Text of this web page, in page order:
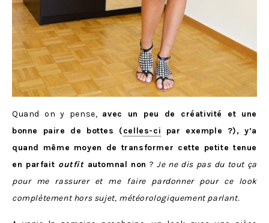
Quand on y pense, avec un peu de créativité et une
bonne paire de bottes (celles-ci par exemple ?), y’a
quand même moyen de transformer cette petite tenue
en parfait outfitautomnal non ?Je ne dis pas du tout ça
pour me rassurer et me faire pardonner pour ce look
complètement hors sujet, météorologiquement parlant.